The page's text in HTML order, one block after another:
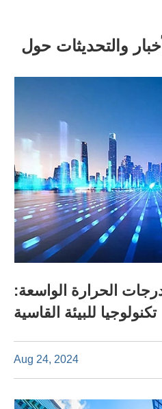
الحرارة الواسعة:
تكنولوجيا للبيئة القاسية
Aug 24, 2024